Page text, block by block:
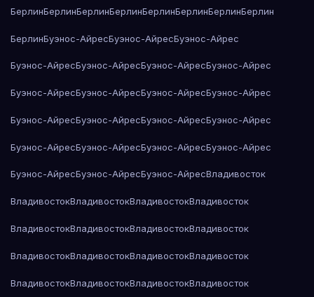
БерлинБерлинБерлинБерлинБерлинБерлинБерлинБерлин
БерлинБуэнос-АйресБуэнос-АйресБуэнос-Айрес
Буэнос-АйресБуэнос-АйресБуэнос-АйресБуэнос-Айрес
Буэнос-АйресБуэнос-АйресБуэнос-АйресБуэнос-Айрес
Буэнос-АйресБуэнос-АйресБуэнос-АйресБуэнос-Айрес
Буэнос-АйресБуэнос-АйресБуэнос-АйресБуэнос-Айрес
Буэнос-АйресБуэнос-АйресБуэнос-АйресВладивосток
ВладивостокВладивостокВладивостокВладивосток
ВладивостокВладивостокВладивостокВладивосток
ВладивостокВладивостокВладивостокВладивосток
ВладивостокВладивостокВладивостокВладивосток